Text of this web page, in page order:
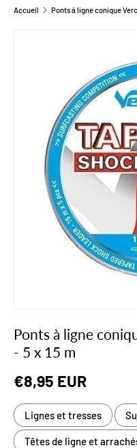
Accueil Ponts à ligne conique
Ponts à ligne
- 5 x 15 m
Prix habituel
€8,95 EUR
Lignes et tresses
Têtes de ligne et